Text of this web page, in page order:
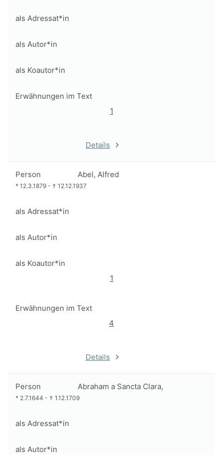
als Adressat*in
als Autor*in
als Koautor*in
Erwähnungen im Text
1
Details
Person Abel, Alfred
* 12.3.1879 - † 12.12.1937
als Adressat*in
als Autor*in
als Koautor*in
1
Erwähnungen im Text
4
Details
Person Abraham a Sancta Clara,
* 2.7.1644 - † 1.12.1709
als Adressat*in
als Autor*in